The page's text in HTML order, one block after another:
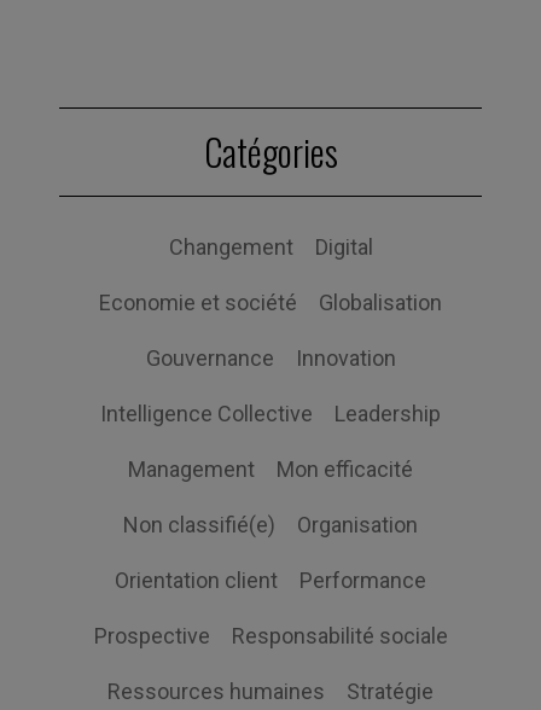
Catégories
Changement Digital
Economie et société Globalisation
Gouvernance Innovation
Intelligence Collective Leadership
Management Mon efficacité
Non classifié(e) Organisation
Orientation client Performance
Prospective Responsabilité sociale
Ressources humaines Stratégie